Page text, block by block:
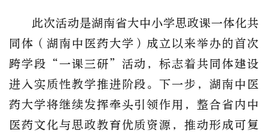
此次活动是湖南省大中小学思政课一体化共
同体（湖南中医药大学）成立以来举办的首次
跨学段 “一课三研” 活动，标志着共同体建设
进入实质性教学推进阶段。下一步，湖南中医
药大学将继续发挥牵头引领作用，整合省内中
医药文化与思政教育优质资源，推动形成可复